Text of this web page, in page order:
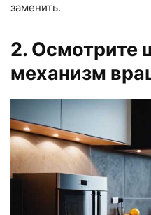
заменить.
2. Осмотрите
механизм